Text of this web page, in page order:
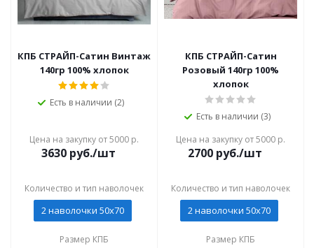
КПБ СТРАЙП-Сатин Винтаж
140гр 100% хлопок
Есть в наличии (2)
Цена на закупку от 5000 р.
3630 руб./шт
Количество и тип наволочек
2 наволочки 50x70
Размер КПБ
КПБ СТРАЙП-Сатин
Розовый 140гр 100%
хлопок
Есть в наличии (3)
Цена на закупку от 5000 р.
2700 руб./шт
Количество и тип наволочек
2 наволочки 50x70
Размер КПБ